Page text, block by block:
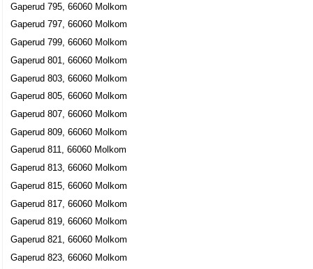
Gaperud 795, 66060 Molkom
Gaperud 797, 66060 Molkom
Gaperud 799, 66060 Molkom
Gaperud 801, 66060 Molkom
Gaperud 803, 66060 Molkom
Gaperud 805, 66060 Molkom
Gaperud 807, 66060 Molkom
Gaperud 809, 66060 Molkom
Gaperud 811, 66060 Molkom
Gaperud 813, 66060 Molkom
Gaperud 815, 66060 Molkom
Gaperud 817, 66060 Molkom
Gaperud 819, 66060 Molkom
Gaperud 821, 66060 Molkom
Gaperud 823, 66060 Molkom